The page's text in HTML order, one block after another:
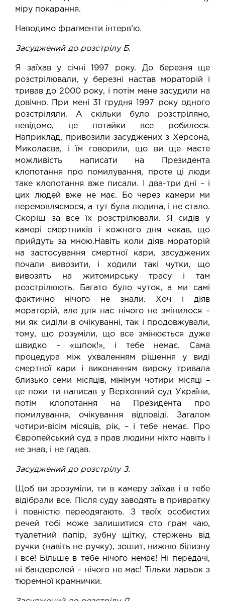
міру покарання.
Наводимо фрагменти інтерв’ю.
Засуджений до розстрілу Б.
Я заїхав у січні 1997 року. До березня ще
розстрілювали, у березні настав мораторій і
тривав до 2000 року, і потім мене засудили на
довічно. При мені 31 грудня 1997 року одного
розстріляли. А скільки було розстріляно,
невідомо, це потайки все робилося.
Наприклад, привозили засуджених з Херсона,
Миколаєва, і їм говорили, що ви ще маєте
можливість написати на Президента
клопотання про помилування, проте ці люди
таке клопотання вже писали. І два-три дні – і
цих людей вже не має. Бо через камери ми
перемовляємося, а тут була людина, і не стало.
Скоріш за все їх розстрілювали. Я сидів у
камері смертників і кожного дня чекав, що
прийдуть за мною.Навіть коли діяв мораторій
на застосування смертної кари, засуджених
почали вивозити, і ходили такі чутки, що
вивозять на житомирську трасу і там
розстрілюють. Багато було чуток, а ми самі
фактично нічого не знали. Хоч і діяв
мораторій, але для нас нічого не змінилося –
ми як сиділи в очікуванні, так і продовжували,
тому, що розуміли, що все змінюється дуже
швидко – «шпок!», і тебе немає. Сама
процедура між ухваленням рішення у виді
смертної кари і виконанням вироку тривала
близько семи місяців, мінімум чотири місяці –
це поки ти написав у Верховний суд України,
потім клопотання на Президента про
помилування, очікування відповіді. Загалом
чотири-вісім місяців, рік, – і тебе немає. Про
Європейський суд з прав людини ніхто навіть і
не знав, і не гадав.
Засуджений до розстрілу З.
Щоб ви зрозуміли, ти в камеру заїхав і в тебе
відібрали все. Після суду заводять в привратку
і повністю переодягають. З твоїх особистих
речей тобі може залишитися сто грам чаю,
туалетний папір, зубну щітку, стержень від
ручки (навіть не ручку), зошит, нижню білизну
і все! Більше в тебе нічого немає! Ні передачі,
ні бандеролей – нічого не має! Тільки ларьок з
тюремної крамнички.